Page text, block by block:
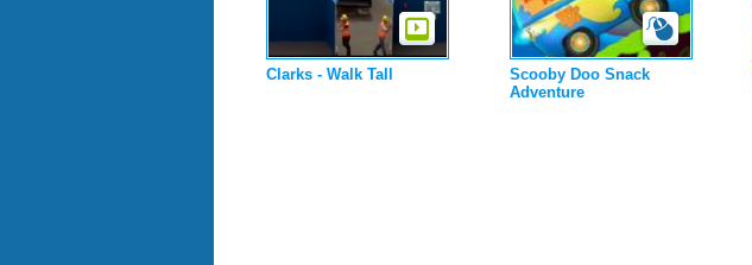
Clarks - Walk Tall
Scooby Doo Snack
Adventure